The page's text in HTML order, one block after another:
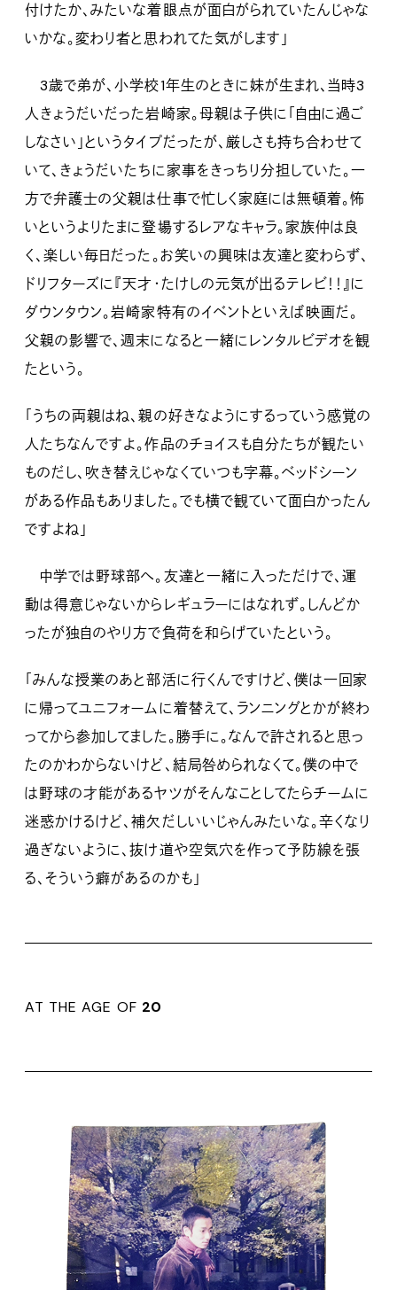
付けたか、みたいな着眼点が面白がられていたんじゃな
いかな。変わり者と思われてた気がします」
3歳で弟が、小学校1年生のときに妹が生まれ、当時3
人きょうだいだった岩崎家。母親は子供に「自由に過ご
しなさい」というタイプだったが、厳しさも持ち合わせて
いて、きょうだいたちに家事をきっちり分担していた。一
方で弁護士の父親は仕事で忙しく家庭には無頓着。怖
いというよりたまに登場するレアなキャラ。家族仲は良
く、楽しい毎日だった。お笑いの興味は友達と変わらず、
ドリフターズに『天才・たけしの元気が出るテレビ！！』に
ダウンタウン。岩崎家特有のイベントといえば映画だ。
父親の影響で、週末になると一緒にレンタルビデオを観
たという。
「うちの両親はね、親の好きなようにするっていう感覚の
人たちなんですよ。作品のチョイスも自分たちが観たい
ものだし、吹き替えじゃなくていつも字幕。ベッドシーン
がある作品もありました。でも横で観ていて面白かったん
ですよね」
中学では野球部へ。友達と一緒に入っただけで、運
動は得意じゃないからレギュラーにはなれず。しんどか
ったが独自のやり方で負荷を和らげていたという。
「みんな授業のあと部活に行くんですけど、僕は一回家
に帰ってユニフォームに着替えて、ランニングとかが終わ
ってから参加してました。勝手に。なんで許されると思っ
たのかわからないけど、結局咎められなくて。僕の中で
は野球の才能があるヤツがそんなことしてたらチームに
迷惑かけるけど、補欠だしいいじゃんみたいな。辛くなり
過ぎないように、抜け道や空気穴を作って予防線を張
る、そういう癖があるのかも」
AT THE AGE OF 20